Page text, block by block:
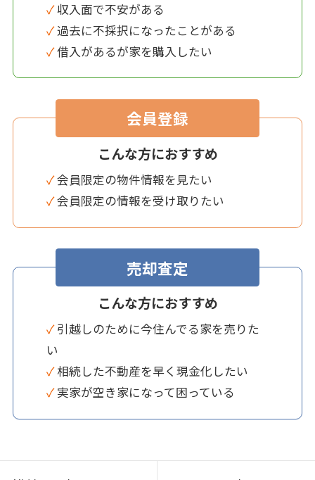
✓ 収入面で不安がある
✓ 過去に不採択になったことがある
✓ 借入があるが家を購入したい
会員登録
こんな方におすすめ
✓ 会員限定の物件情報を見たい
✓ 会員限定の情報を受け取りたい
売却査定
こんな方におすすめ
✓ 引越しのために今住んでる家を売りた
い
✓ 相続した不動産を早く現金化したい
✓ 実家が空き家になって困っている